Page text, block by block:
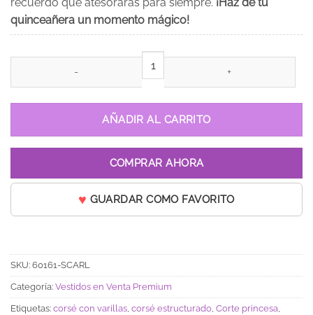
quinceañera un momento mágico!
Vestido de 15 años Laureana Negro cantidad
AÑADIR AL CARRITO
COMPRAR AHORA
GUARDAR COMO FAVORITO
SKU: 60161-SCARL
Categoría: Vestidos en Venta Premium
Etiquetas: corsé con varillas, corsé estructurado, Corte princesa,